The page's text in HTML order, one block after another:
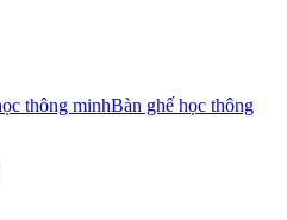
Bàn ghế học thông